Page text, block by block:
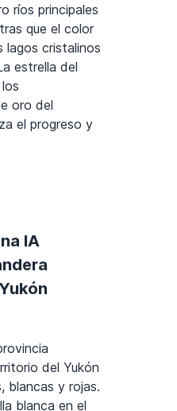
ríos principales
que el color
lagos cristalinos
estrella del
oro del
el progreso y
IA
del Yukón
blancas y rojas.
blanca en el